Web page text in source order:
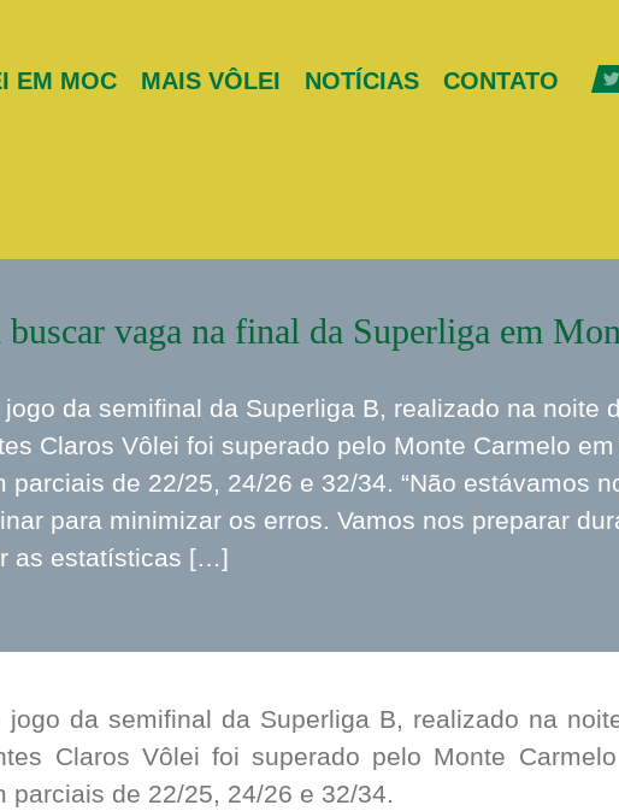
EM MOC MAIS VÔLEI NOTÍCIAS CONTATO
vaga na final da Superliga em
da semifinal da Superliga B, realizado na noite
Claros Vôlei foi superado pelo Monte Carmelo
parciais de 22/25, 24/26 e 32/34. “Não estávamos
para minimizar os erros. Vamos nos preparar
as estatísticas […]
jogo da semifinal da Superliga B, realizado na
Claros Vôlei foi superado pelo Monte
parciais de 22/25, 24/26 e 32/34.